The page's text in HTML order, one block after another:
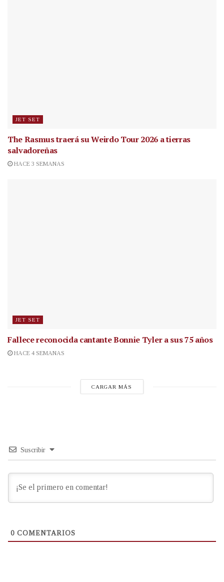
JET SET
The Rasmus traerá su Weirdo Tour 2026 a tierras
salvadoreñas
HACE 3 SEMANAS
JET SET
Fallece reconocida cantanteBonnie Tyler a sus 75 años
HACE 4 SEMANAS
CARGAR MÁS
Suscribir
0 COMENTARIOS